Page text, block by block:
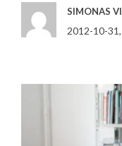
SIMONAS
2012-10-